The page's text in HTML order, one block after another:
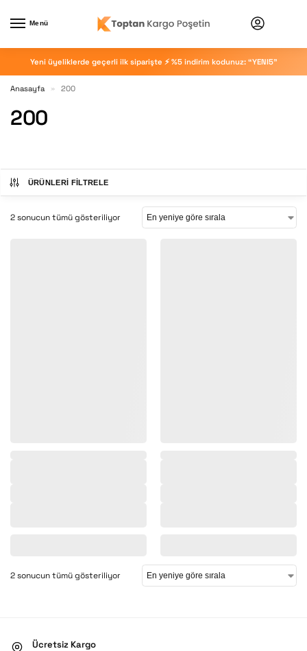
Menü
Yeni üyeliklerde geçerli ilk siparişte ⚡ %5 indirim kodunuz: “YENI5”
Anasayfa » 200
200
ÜRÜNLERI FILTRELE
2 sonucun tümü gösteriliyor
2 sonucun tümü gösteriliyor
Ücretsiz Kargo